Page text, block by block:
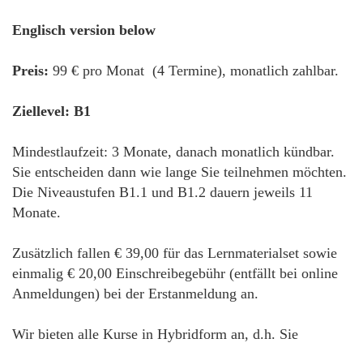
Englisch version below
Preis: 99 € pro Monat (4 Termine), monatlich zahlbar.
Ziellevel: B1
Mindestlaufzeit: 3 Monate, danach monatlich kündbar.
Sie entscheiden dann wie lange Sie teilnehmen möchten.
Die Niveaustufen B1.1 und B1.2 dauern jeweils 11
Monate.
Zusätzlich fallen € 39,00 für das Lernmaterialset sowie
einmalig € 20,00 Einschreibegebühr (entfällt bei online
Anmeldungen) bei der Erstanmeldung an.
Wir bieten alle Kurse in Hybridform an, d.h. Sie